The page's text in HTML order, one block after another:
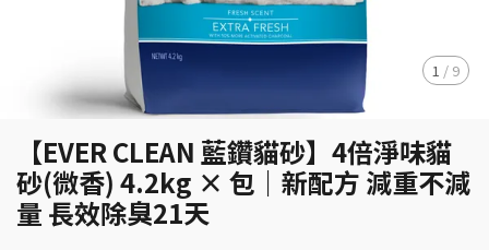
1 / 9
【EVER CLEAN 藍鑽貓砂】4倍淨味貓
砂(微香) 4.2kg × 包｜新配方 減重不減
量 長效除臭21天